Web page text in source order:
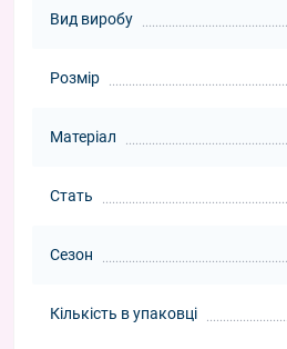
Вид виробу
Розмір
Матеріал
Стать
Сезон
Кількість в упаковці